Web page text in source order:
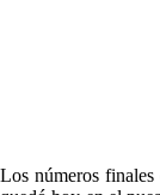
Los números